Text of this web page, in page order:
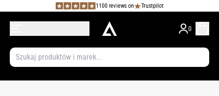
1100 reviews on Trustpilot
0